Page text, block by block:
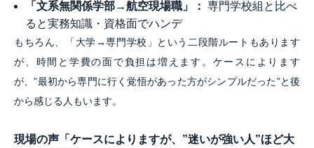
「文系無関係学部→航空現場職」： 専門学校組と比べ
ると実務知識・資格面でハンデ
もちろん、「大学→専門学校」という二段階ルートもあります
が、時間と学費の面で負担は増えます。ケースによります
が、”最初から専門に行く覚悟があった方がシンプルだった”と後
から感じる人もいます。
現場の声「ケースによりますが、”迷いが強い人”ほど大